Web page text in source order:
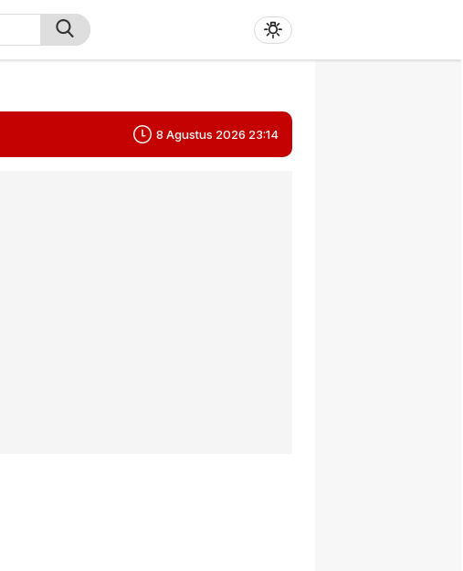
8 Agustus 2026 23:14